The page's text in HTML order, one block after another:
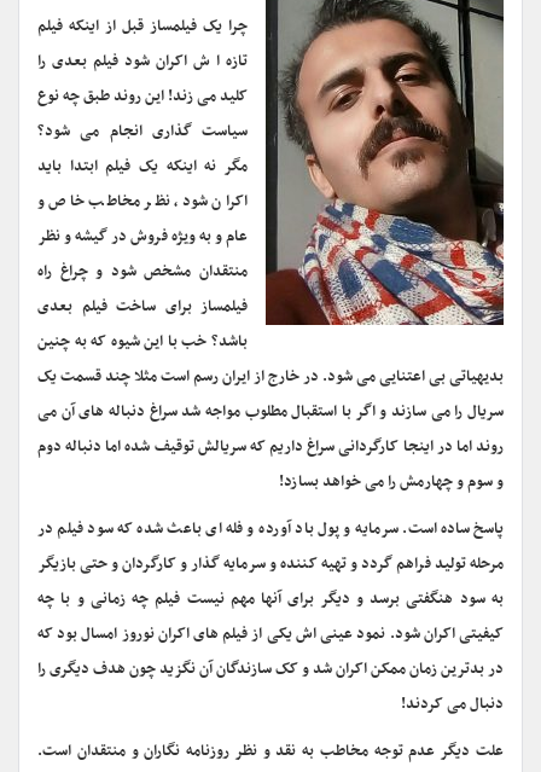
چرا یک فیلمساز قبل از اینکه فیلم
تازه ا ش اکران شود فیلم بعدی را
کلید می زند! این روند طبق چه نوع
سیاست گذاری انجام می شود؟
مگر نه اینکه یک فیلم ابتدا باید
اکران شود، نظر مخاطب خاص و
عام و به ویژه فروش در گیشه و نظر
منتقدان مشخص شود و چراغ راه
فیلمساز برای ساخت فیلم بعدی
باشد؟ خب با این شیوه که به چنین
بدیهیاتی بی اعتنایی می شود. در خارج از ایران رسم است مثلا چند قسمت یک
سریال را می سازند و اگر با استقبال مطلوب مواجه شد سراغ دنباله های آن می
روند اما در اینجا کارگردانی سراغ داریم که سریالش توقیف شده اما دنباله دوم
و سوم و چهارمش را می خواهد بسازد!
پاسخ ساده است. سرمایه و پول باد آورده و فله ای باعث شده که سود فیلم در
مرحله تولید فراهم گردد و تهیه کننده و سرمایه گذار و کارگردان و حتی بازیگر
به سود هنگفتی برسد و دیگر برای آنها مهم نیست فیلم چه زمانی و با چه
کیفیتی اکران شود. نمود عینی اش یکی از فیلم های اکران نوروز امسال بود که
در بدترین زمان ممکن اکران شد و کک سازندگان آن نگزید چون هدف دیگری را
دنبال می کردند!
علت دیگر عدم توجه مخاطب به نقد و نظر روزنامه نگاران و منتقدان است.